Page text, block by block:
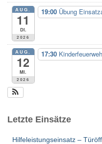
:
AUG.
11
Di.
2026
19:00 Übung
AUG.
12
Mi.
2026
17:30
Letzte Einsätze
Hilfeleistungseinsatz –